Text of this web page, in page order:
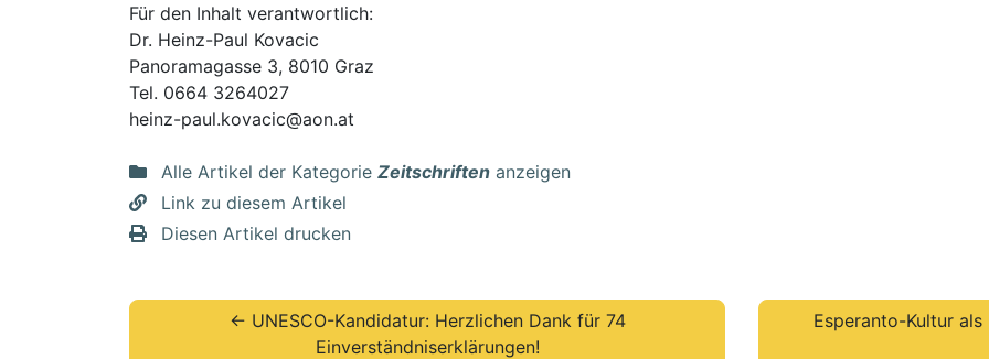
Für den Inhalt verantwortlich:
Dr. Heinz-Paul Kovacic
Panoramagasse 3, 8010 Graz
Tel. 0664 3264027
heinz-paul.kovacic@aon.at
Alle Artikel der Kategorie Zeitschriften anzeigen
Link zu diesem Artikel
Diesen Artikel drucken
← UNESCO-Kandidatur: Herzlichen Dank für 74
Einverständniserklärungen!
Esperanto-Kultur